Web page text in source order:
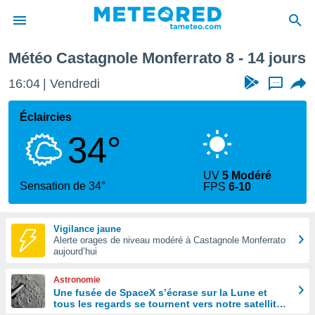
de
Météo Castagnole Monferrato 8 - 14 jours
16:04 Vendredi ...
Éclaircies
34°
Sensation de 34°
UV5 Modéré
FPS6-10
Vigilance jaune
Alerte orages de niveau modéré à Castagnole Monferrato
aujourd’hui
Astronomie
Une fusée de SpaceX s’écrase sur la Lune et
tous les regards se tournent vers notre satellite à